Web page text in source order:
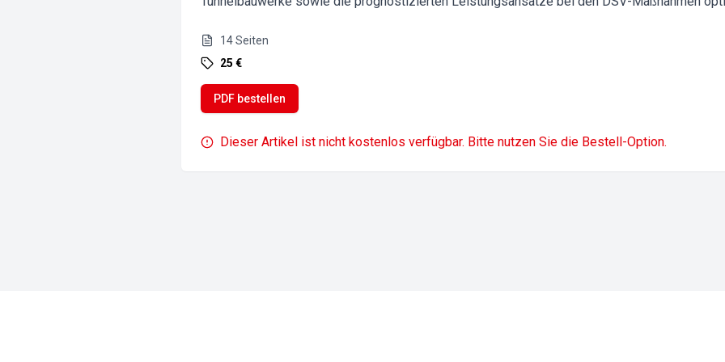
14Seiten
25 €
PDF bestellen
Dieser Artikel ist nicht kostenlos verfügbar. Bitte nutzen Sie die Bestell-Option.